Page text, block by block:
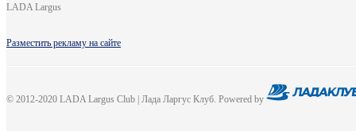
LADA Largus
Разместить рекламу на сайте
© 2012-2020 LADA Largus Club | Лада Ларгус Клуб. Powered by